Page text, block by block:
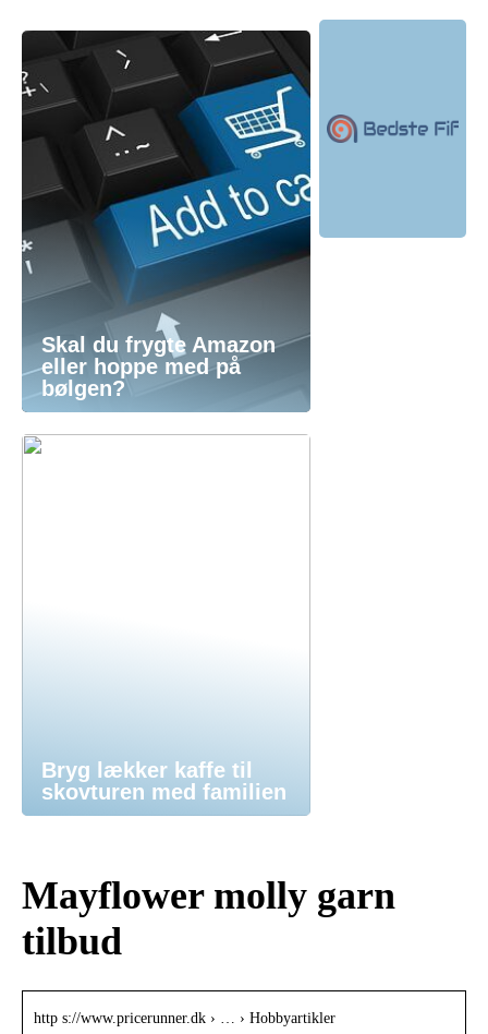
Skal du frygte Amazon
eller hoppe med på
bølgen?
Bryg lækker kaffe til
skovturen med familien
Mayflower molly garn
tilbud
http s://www.pricerunner.dk › … › Hobbyartikler